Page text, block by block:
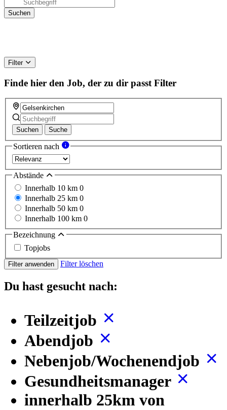
Filter
Finde hier den Job, der zu dir passt Filter
Suchen Suche
Sortieren nach
Abstände
Innerhalb 10 km 0
Innerhalb 25 km 0
Innerhalb 50 km 0
Innerhalb 100 km 0
Bezeichnung
Topjobs
Filter anwenden Filter löschen
Du hast gesucht nach:
Teilzeitjob
Abendjob
Nebenjob/Wochenendjob
Gesundheitsmanager
innerhalb 25km von